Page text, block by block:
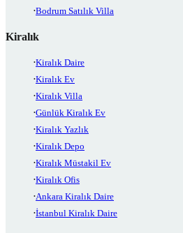
Bodrum Satılık Villa
Kiralık
Kiralık Daire
Kiralık Ev
Kiralık Villa
Günlük Kiralık Ev
Kiralık Yazlık
Kiralık Depo
Kiralık Müstakil Ev
Kiralık Ofis
Ankara Kiralık Daire
İstanbul Kiralık Daire